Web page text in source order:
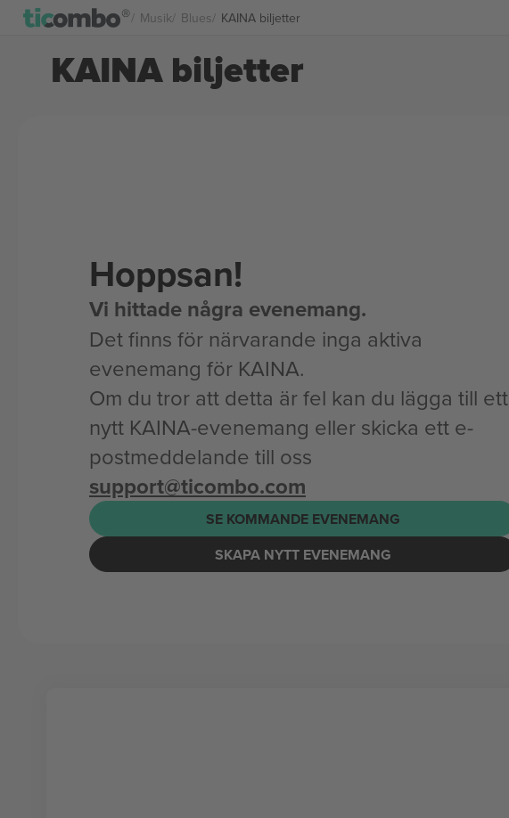
Musik Blues KAINA biljetter
KAINA biljetter
Hoppsan!
Vi hittade några evenemang.
Det finns för närvarande inga aktiva
evenemang för KAINA.
Om du tror att detta är fel kan du lägga till ett
nytt KAINA-evenemang eller skicka ett e-
postmeddelande till oss
support@ticombo.com
SE KOMMANDE EVENEMANG
SKAPA NYTT EVENEMANG